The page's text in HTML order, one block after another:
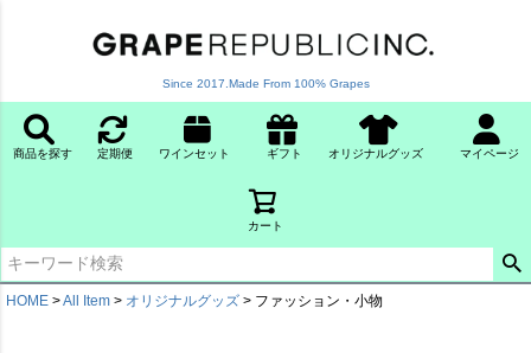
Since 2017.Made From 100% Grapes
商品を探す 定期便 ワインセット ギフト オリジナルグッズ マイページ
カート
HOME All Item オリジナルグッズ ファッション・小物